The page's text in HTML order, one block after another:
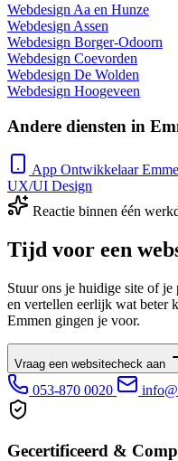
Webdesign Aa en Hunze
Webdesign Assen
Webdesign Borger-Odoorn
Webdesign Coevorden
Webdesign De Wolden
Webdesign Hoogeveen
Andere diensten in
App Ontwikkelaar
UX/UI Design
Reactie binnen één
Tijd voor een
Stuur ons je huidige site of
en vertellen eerlijk wat beter
Emmen gingen je voor.
Vraag een websitecheck aan
053-870 0020
Gecertificeerd &